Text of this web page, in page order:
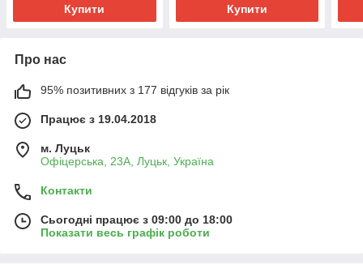
Купити Купити
Про нас
95% позитивних з 177 відгуків за рік
Працює з 19.04.2018
м. Луцьк
Офіцерська, 23А, Луцьк, Україна
Контакти
Сьогодні працює з 09:00 до 18:00
Показати весь графік роботи